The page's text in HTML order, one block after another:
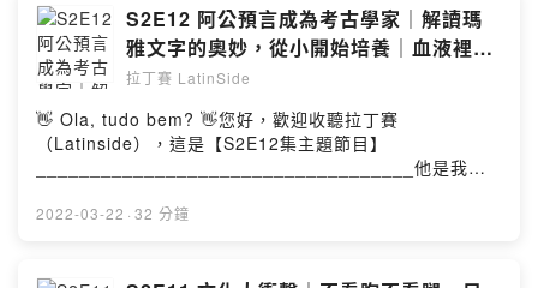
___________拉丁賽崇尚『 愛、幽默、分享』的快樂幸
福人生Não importa a cor do céu, quem faz o dia
bonito é
você.___________________________________■ 本
集來賓資訊：📌FB:📌Instagram：歡迎來追蹤、留言互動
~📌Line:📌地址：■ 本集合作團隊：- Rafael - 節目製作：
主持、剪輯師- Juliana - 節目企劃：副主持、行銷、執行-
Leo - 行政總監：公關、訪談、接洽■ 節目中所使用的音樂
著作：➊ 片頭曲：Garota De Ipanema-
背景音樂：Higher演唱： Julia Wu 吳卓源編曲：
latinside.1314歡迎來拉丁賽官方帳號追蹤、留言互動
~https://www.instagram.com/latinside.1314/📌拉丁賽
Latinside 節目連結
https://open.firstory.me/user/latinside/platformsApple
Podcast、Firstory、Spotify、Google Podcast均有上架
📬 合作邀約：latinside.1314@gmail.com🔍 拉丁賽官
網：latin-side.com☕ 一杯咖啡與拉丁賽結緣：Coffee or
Podcast均有上架，點擊連結進入你喜愛的收聽平台：
___________________________________📌 本篇內
文：https://latin-side.com/搜尋「瑪雅文化」或「瑪雅文
字」___________________________________《本
集簡介》00:00 節目介紹＆前集摘要:打擊網路假新
聞!!!04:10 引薦來賓Mayaman00:36 節目介紹＆感謝粉絲
02:16 瓜地馬拉有馬雅人後裔...04:03 大大鼻子是為了因
應大自然環境?05:13 深談馬雅文化緣起07:20 文明的衰退
與消失：被外星人帶走？09:00 考古學家抓狂的事情：阿
波卡獵逃11:02 神秘面紗下的獻祭文化：國王居然拿刀放
電視口中的外星人就是....28:00 考古中巧遇美洲豹，竟然
S2E12 阿公預言成為考古學家｜解讀瑪
雅文字的奧妙，從小開始培養｜血液裡流
著瑪雅血｜你能解讀你看過的瑪雅文字
嗎？｜ft. 馬雅國駐台辦事處 MAYAMAN
拉丁賽 LatinSide
👋 Ola, tudo bem? 👋您好，歡迎收聽拉丁賽
（Latinside），這是【S2E12集主題節目】
___________________________________他是我目
於瑪雅文化的書籍，從此一頭栽進了瑪雅的世界。在中南
2022-03-22 · 32 分鐘